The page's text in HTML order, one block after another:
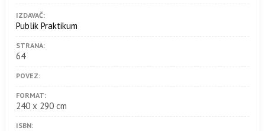
IZDAVAČ:
Publik Praktikum
STRANA:
64
POVEZ:
FORMAT:
240 x 290 cm
ISBN: